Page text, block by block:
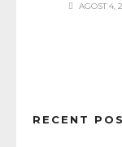
AGOST 4,
RECENT